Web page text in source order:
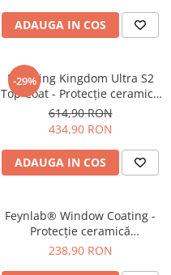
ADAUGA IN COS
-29%
Detailing Kingdom Ultra S2
Top Coat - Protecție ceramică
profesională (Topper) (100ml)
614,90 RON
434,90 RON
ADAUGA IN COS
Feynlab® Window Coating -
Protecție ceramică
profesională (60ml kit)
238,90 RON